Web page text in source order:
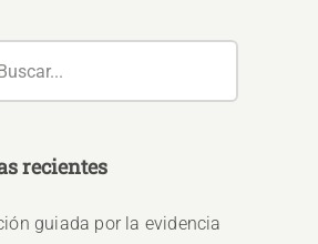
recientes
guiada por la evidencia